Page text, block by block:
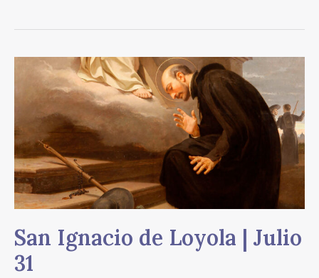
San Ignacio de Loyola | Julio
31
Ignacio
de
Loyola
|
Julio
31